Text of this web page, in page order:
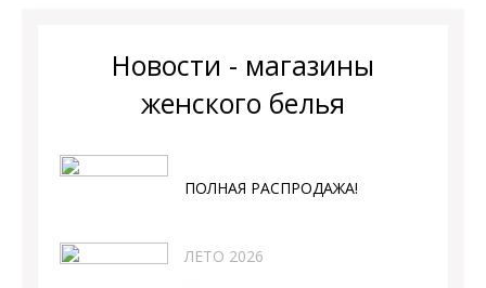
Новости - магазины
женского белья
ПОЛНАЯ РАСПРОДАЖА!
ЛЕТО 2026